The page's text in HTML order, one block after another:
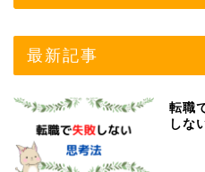
最新記事
転職
しな